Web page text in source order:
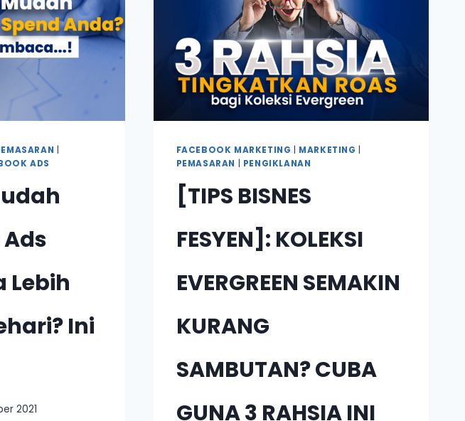
ADS
Lebih
Ini
2021
FACEBOOK MARKETING MARKETING
PEMASARAN
PENGIKLANAN
[TIPS BISNES
FESYEN]: KOLEKSI
EVERGREEN SEMAKIN
KURANG
SAMBUTAN? CUBA
GUNA 3 RAHSIA INI